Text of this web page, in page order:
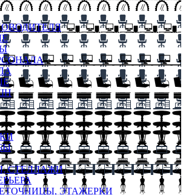
СТЕЛЛАЖИ
ЭТАЖЕРКИ